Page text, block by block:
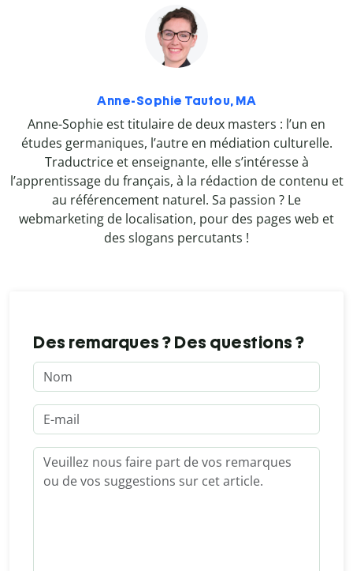
Anne-Sophie Tautou, MA
Anne-Sophie est titulaire de deux masters : l’un en
études germaniques, l’autre en médiation culturelle.
Traductrice et enseignante, elle s’intéresse à
l’apprentissage du français, à la rédaction de contenu et
au référencement naturel. Sa passion ? Le
webmarketing de localisation, pour des pages web et
des slogans percutants !
Des remarques ? Des questions ?